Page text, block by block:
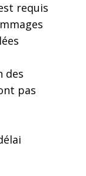
requis
des
pas